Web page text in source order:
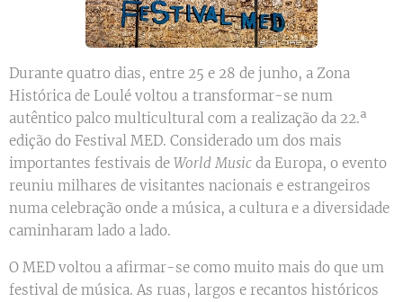
Durante quatro dias, entre 25 e 28 de junho, a Zona
Histórica de Loulé voltou a transformar-se num
autêntico palco multicultural com a realização da 22.ª
edição do Festival MED. Considerado um dos mais
importantes festivais de World Music da Europa, o evento
reuniu milhares de visitantes nacionais e estrangeiros
numa celebração onde a música, a cultura e a diversidade
caminharam lado a lado.
O MED voltou a afirmar-se como muito mais do que um
festival de música. As ruas, largos e recantos históricos